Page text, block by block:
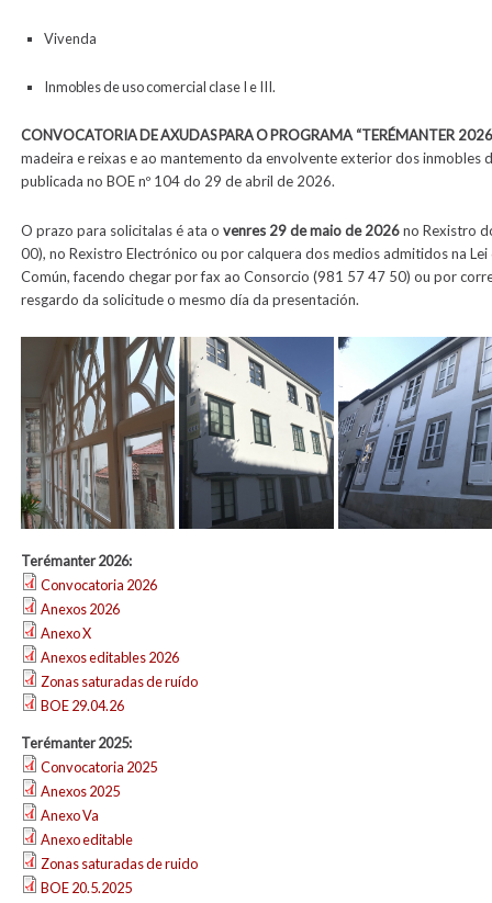
Vivenda
Inmobles de uso comercial clase I e III.
CONVOCATORIA DE AXUDAS PARA OPROGRAMA“TERÉMANTER
madeira e reixas e ao mantemento da envolvente exterior dos inmobles
publicada no BOE nº 104 do 29 de abril de 2026.
O prazo para solicitalas é ata o venres 29 de maio de 2026no Rexistro
00), no Rexistro Electrónico ou por calquera dos medios admitidos na
Común, facendo chegar por fax ao Consorcio (981 57 47 50) ou por
resgardo da solicitude o mesmo día da presentación.
Terémanter 2026:
Convocatoria 2026
Anexos 2026
Anexo X
Anexos editables 2026
Zonas saturadas de ruído
BOE 29.04.26
Terémanter 2025:
Convocatoria 2025
Anexos 2025
Anexo Va
Anexo editable
Zonas saturadas de ruido
BOE 20.5.2025